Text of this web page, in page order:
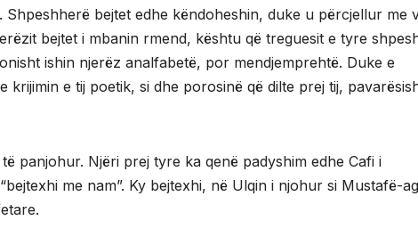
bejtet edhe këndoheshin, duke u përcjellur me
bejtet i mbanin rmend, kështu që treguesit e tyre
ishin njerëz analfabetë, por mendjemprehtë. Duke e
e tij poetik, si dhe porosinë që dilte prej tij,
panjohur. Njëri prej tyre ka qenë padyshim edhe Cafi i
me nam”. Ky bejtexhi, në Ulqin i njohur si Mustafë-